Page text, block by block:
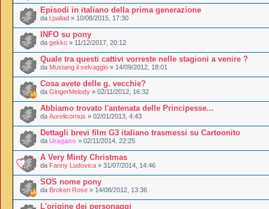
Episodi in italiano della prima generazione
da l.pallad » 10/08/2015, 17:30
INFO su pony
da gekko » 11/12/2017, 20:12
Quale tra questi cattivi vorreste nelle stagioni a venire ?
da Mustang il selvaggio » 14/09/2012, 18:01
Cosa avete delle g. vecchie?
da GingerMelody » 02/11/2012, 16:32
Abbiamo trovato l'antenata delle Principesse...
da Aurelicornus » 02/01/2013, 4:43
Dettagli brevi film G3 italiano trasmessi su Cartoonito
da Uragano » 02/11/2014, 22:25
A Very Minty Christmas
da Fanny Ludovica » 31/07/2014, 14:46
SOS nome pony
da Broken Rose » 14/08/2012, 13:36
L'origine dei personaggi